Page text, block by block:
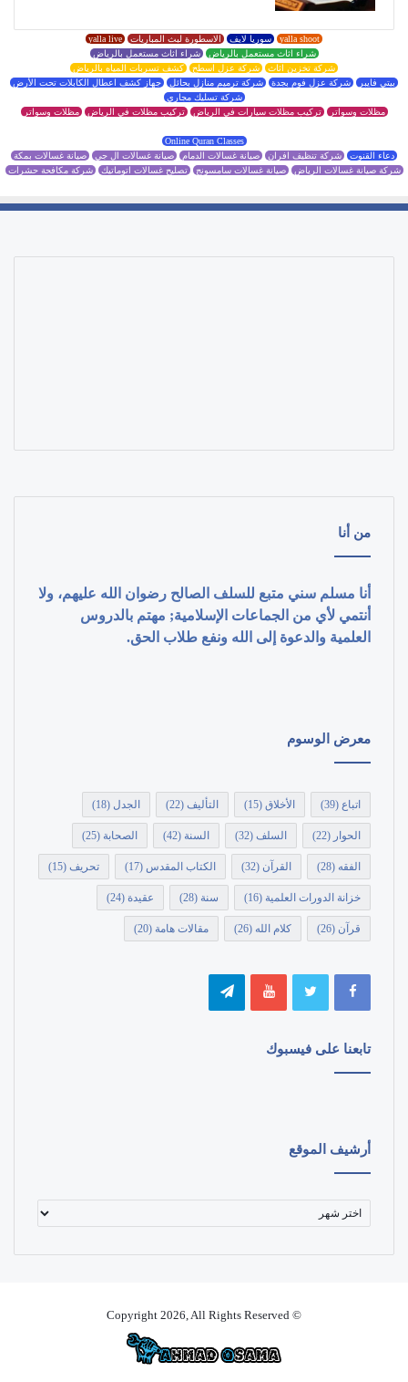
yalla shoot سوريا لايف الاسطورة لبث المباريات yalla live
شراء اثاث مستعمل بالرياض شراء اثاث مستعمل بالرياض
شركة تخزين اثاث شركة عزل اسطح كشف تسربات المياه بالرياض
بيتي فايبر شركة عزل فوم بجدة شركة ترميم منازل بحائل جهاز كشف اعطال الكابلات تحت الأرض
شركة تسليك مجاري
مظلات وسواتر تركيب مظلات سيارات في الرياض تركيب مظلات في الرياض مظلات وسواتر
Online Quran Classes
دعاء القنوت شركة تنظيف افران صيانة غسالات الدمام صيانة غسالات ال جي صيانة غسالات بمكة
شركة صيانة غسالات الرياض صيانة غسالات سامسونج تصليح غسالات اتوماتيك شركة مكافحة حشرات
من أنا
أنا مسلم سني متبع للسلف الصالح رضوان الله عليهم، ولا
أنتمي لأي من الجماعات الإسلامية; مهتم بالدروس
العلمية والدعوة إلى الله ونفع طلاب الحق.
معرض الوسوم
اتباع (39) الأخلاق (15) التأليف (22) الجدل (18)
الحوار (22) السلف (32) السنة (42) الصحابة (25)
الفقه (28) القرآن (32) الكتاب المقدس (17) تحريف (15)
خزانة الدورات العلمية (16) سنة (28) عقيدة (24)
قرآن (26) كلام الله (26) مقالات هامة (20)
تابعنا على فيسبوك
أرشيف الموقع
أرشيف
الموقع
© Copyright 2026, All Rights Reserved